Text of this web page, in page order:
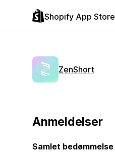
Shopify App Store
ZenShort
Anmeldelser
Samlet bedømmelse